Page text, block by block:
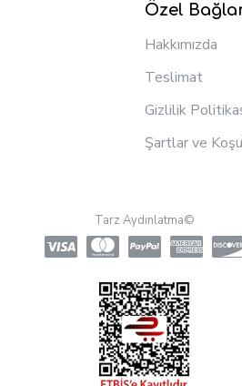
Özel
Hakkımızda
Teslimat
Gizlilik
Şartlar ve
Tarz Aydınlatma©